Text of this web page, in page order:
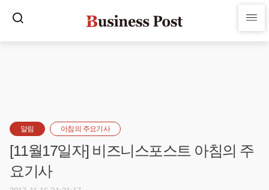
알림 아침의 주요기사
[11월17일자] 비즈니스포스트 아침의 주
요기사